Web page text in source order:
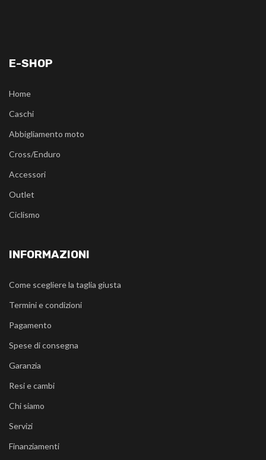
E-SHOP
Home
Caschi
Abbigliamento moto
Cross/Enduro
Accessori
Outlet
Ciclismo
INFORMAZIONI
Come scegliere la taglia giusta
Termini e condizioni
Pagamento
Spese di consegna
Garanzia
Resi e cambi
Chi siamo
Servizi
Finanziamenti